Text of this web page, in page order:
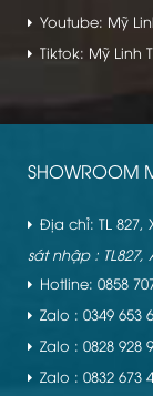
Youtube: Mỹ
Tiktok: Mỹ Linh
SHOWROOM
Địa chỉ: TL 827,
sát nhập :
Hotline: 0858
Zalo : 0349 653
Zalo : 0828 928
Zalo : 0832 673